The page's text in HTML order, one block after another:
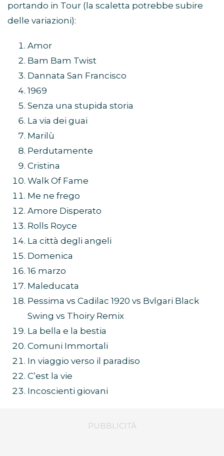
portando in Tour (la scaletta potrebbe subire
delle variazioni):
Amor
Bam Bam Twist
Dannata San Francisco
1969
Senza una stupida storia
La via dei guai
Marilù
Perdutamente
Cristina
Walk Of Fame
Me ne frego
Amore Disperato
Rolls Royce
La città degli angeli
Domenica
16 marzo
Maleducata
Pessima vs Cadilac 1920 vs Bvlgari Black
Swing vs Thoiry Remix
La bella e la bestia
Comuni Immortali
In viaggio verso il paradiso
C’est la vie
Incoscienti giovani